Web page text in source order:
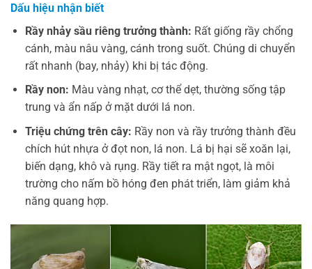
Dấu hiệu nhận biết
Rầy nhảy sầu riêng trưởng thành: Rất giống rầy chổng
cánh, màu nâu vàng, cánh trong suốt. Chúng di chuyển
rất nhanh (bay, nhảy) khi bị tác động.
Rầy non: Màu vàng nhạt, cơ thể dẹt, thường sống tập
trung và ẩn nấp ở mặt dưới lá non.
Triệu chứng trên cây: Rầy non và rầy trưởng thành đều
chích hút nhựa ở đọt non, lá non. Lá bị hại sẽ xoăn lại,
biến dạng, khô và rụng. Rầy tiết ra mật ngọt, là môi
trường cho nấm bồ hóng đen phát triển, làm giảm khả
năng quang hợp.